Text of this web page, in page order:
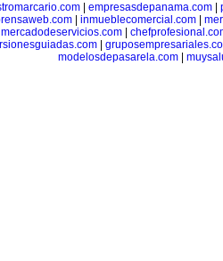
| empresasdepanama.com|
| inmueblecomercial.com|
mercadodeservicios.com
|
modelosdepasarela.com|